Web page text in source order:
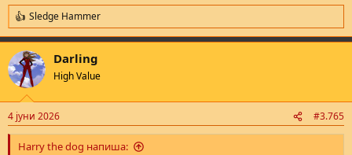
R
e
a
c
t
i
n
s
:
Sledge Hammer
Darling
High Value
4 јуни 2026 #3.765
Harry the dog напиша: